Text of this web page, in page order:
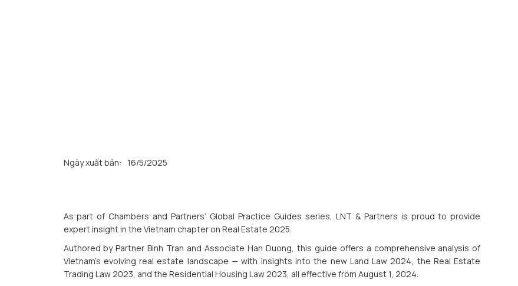
Ngày xuất bản: 16/5/2025
As part of Chambers and Partners’ Global Practice Guides series, LNT & Partners is proud to provide
expert insight in the Vietnam chapter on Real Estate 2025.
Authored by Partner Binh Tran and Associate Han Duong, this guide offers a comprehensive analysis of
Vietnam’s evolving real estate landscape — with insights into the new Land Law 2024, the Real Estate
Trading Law 2023, and the Residential Housing Law 2023, all effective from August 1, 2024.